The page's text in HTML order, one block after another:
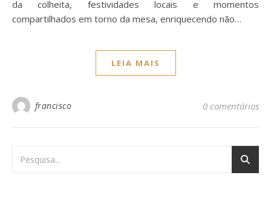
da colheita, festividades locais e momentos
compartilhados em torno da mesa, enriquecendo não…
LEIA MAIS
francisco 0 comentários